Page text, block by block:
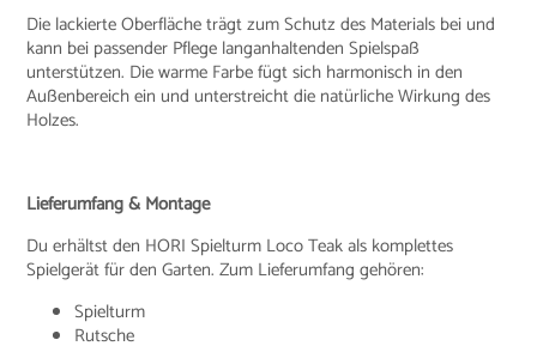
Die lackierte Oberfläche trägt zum Schutz des Materials bei und
kann bei passender Pflege langanhaltenden Spielspaß
unterstützen. Die warme Farbe fügt sich harmonisch in den
Außenbereich ein und unterstreicht die natürliche Wirkung des
Holzes.
Lieferumfang & Montage
Du erhältst den HORI Spielturm Loco Teak als komplettes
Spielgerät für den Garten. Zum Lieferumfang gehören:
Spielturm
Rutsche